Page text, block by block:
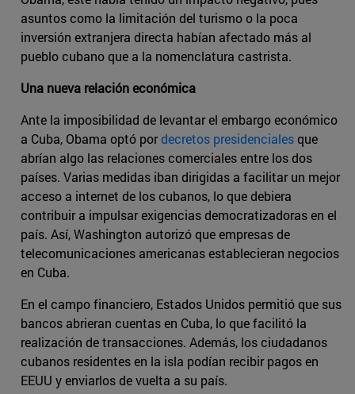
asuntos como la limitación del turismo o la poca
inversión extranjera directa habían afectado más al
pueblo cubano que a la nomenclatura castrista.
Una nueva relación económica
Ante la imposibilidad de levantar el embargo económico
a Cuba, Obama optó pordecretos presidencialesque
abrían algo las relaciones comerciales entre los dos
países. Varias medidas iban dirigidas a facilitar un mejor
acceso a internet de los cubanos, lo que debiera
contribuir a impulsar exigencias democratizadoras en el
país. Así, Washington autorizó que empresas de
telecomunicaciones americanas establecieran negocios
en Cuba.
En el campo financiero, Estados Unidos permitió que sus
bancos abrieran cuentas en Cuba, lo que facilitó la
realización de transacciones. Además, los ciudadanos
cubanos residentes en la isla podían recibir pagos en
EEUU y enviarlos de vuelta a su país.